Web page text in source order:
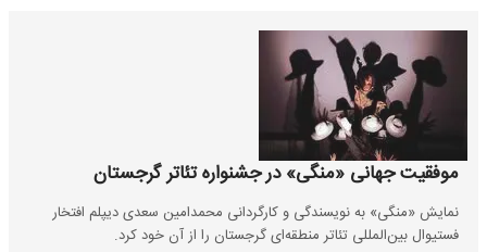
موفقیت جهانی «منگی» در جشنواره تئاتر گرجستان
نمایش «منگی» به نویسندگی و کارگردانی محمدامین سعدی دیپلم افتخار
فستیوال بین‌المللی تئاتر منطقه‌ای گرجستان را از آن خود کرد.